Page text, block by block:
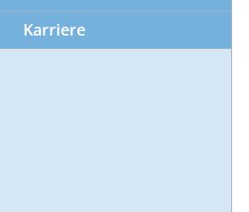
Karriere